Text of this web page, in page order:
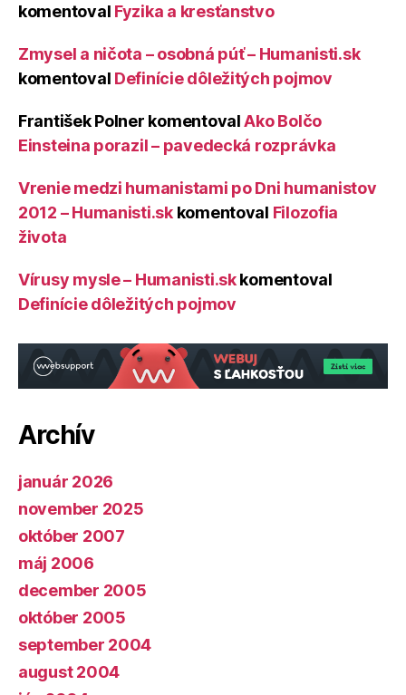
komentoval Fyzika a kresťanstvo
Zmysel a ničota – osobná púť – Humanisti.sk
komentoval Definície dôležitých pojmov
František Polner komentovalAko Bolčo
Einsteina porazil – pavedecká rozprávka
Vrenie medzi humanistami po Dni humanistov
2012 – Humanisti.skkomentoval Filozofia
života
Vírusy mysle – Humanisti.skkomentoval
Definície dôležitých pojmov
Archív
január 2026
november 2025
október 2007
máj 2006
december 2005
október 2005
september 2004
august 2004